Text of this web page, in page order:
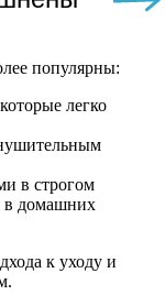
популярны:
легко
в строгом
в домашних
к уходу и